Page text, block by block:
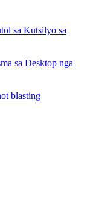
sa Kutsilyo sa
sa Desktop nga
blasting